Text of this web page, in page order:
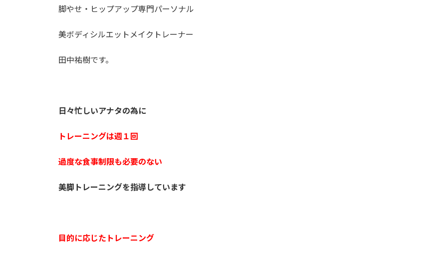
脚やせ・ヒップアップ専門パーソナル
美ボディシルエットメイクトレーナー
田中祐樹です。
日々忙しいアナタの為に
トレーニングは週１回
過度な食事制限も必要のない
美脚トレーニングを指導しています
目的に応じたトレーニング